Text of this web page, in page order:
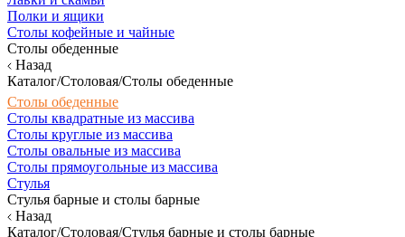
Полки и ящики
Столы кофейные и чайные
Столы обеденные
Назад
Каталог/Столовая/Столы обеденные
Столы обеденные
Столы квадратные из массива
Столы круглые из массива
Столы овальные из массива
Столы прямоугольные из массива
Стулья
Стулья барные и столы барные
Назад
Каталог/Столовая/Стулья барные и столы барные